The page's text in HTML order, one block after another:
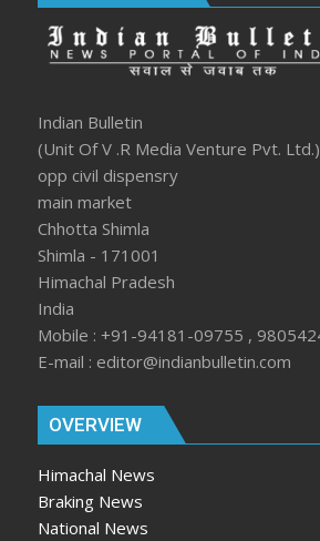
Indian Bulletin
(Unit Of V .R Media Venture Pvt. Ltd.)
opp civil dispensry
main market
Chhotta Shimla
Shimla - 171001
Himachal Pradesh
India
Mobile : +91-94181-09755 ,
E-mail : editor@indianbulletin.com
OVERVIEW
Himachal News
Braking News
National News